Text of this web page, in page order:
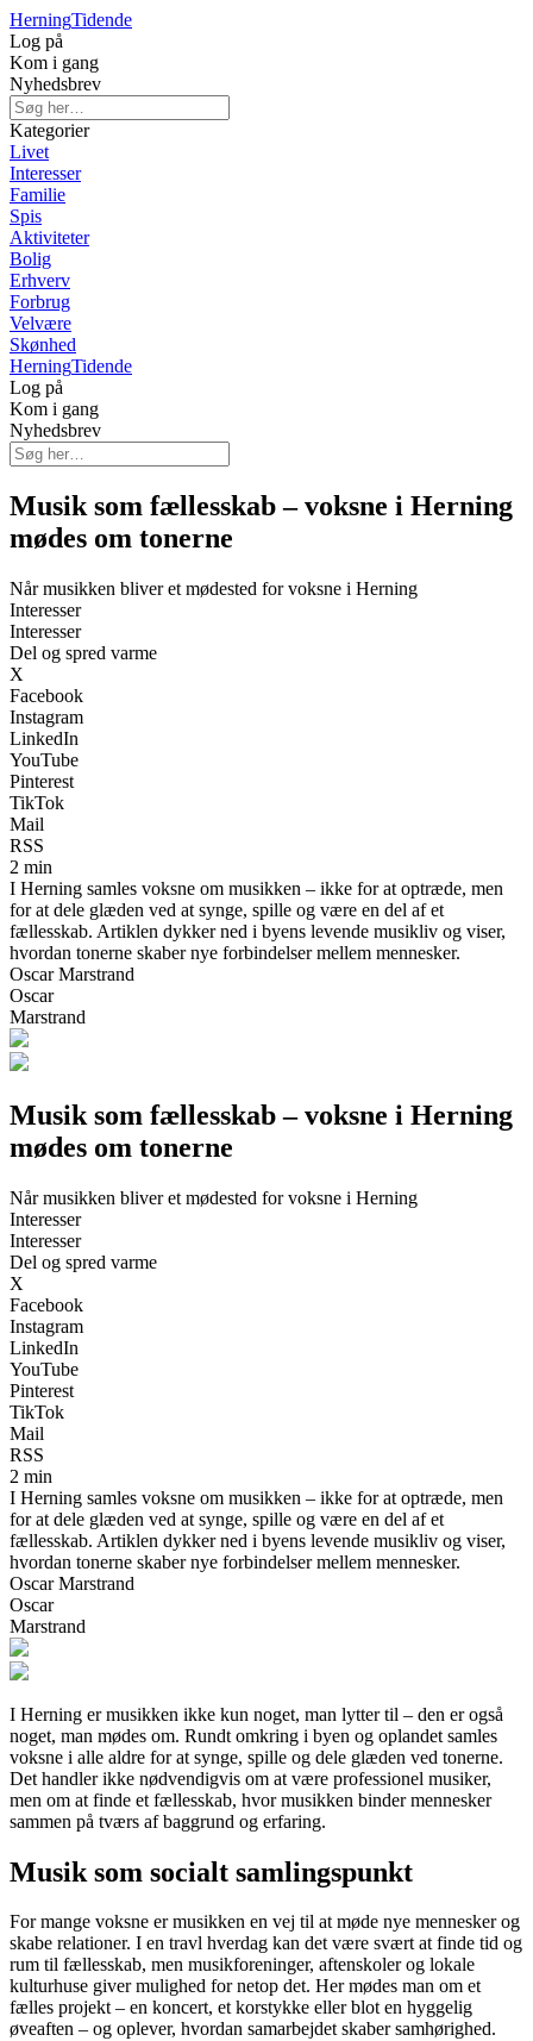
HerningTidende
Log på
Kom i gang
Nyhedsbrev
Kategorier
Livet
Interesser
Familie
Spis
Aktiviteter
Bolig
Erhverv
Forbrug
Velvære
Skønhed
HerningTidende
Log på
Kom i gang
Nyhedsbrev
Musik som fællesskab – voksne i Herning
mødes om tonerne
Når musikken bliver et mødested for voksne i Herning
Interesser
Interesser
Del og spred varme
X
Facebook
Instagram
LinkedIn
YouTube
Pinterest
TikTok
Mail
RSS
2 min
I Herning samles voksne om musikken – ikke for at optræde, men
for at dele glæden ved at synge, spille og være en del af et
fællesskab. Artiklen dykker ned i byens levende musikliv og viser,
hvordan tonerne skaber nye forbindelser mellem mennesker.
Oscar Marstrand
Oscar
Marstrand
Musik som fællesskab – voksne i Herning
mødes om tonerne
Når musikken bliver et mødested for voksne i Herning
Interesser
Interesser
Del og spred varme
X
Facebook
Instagram
LinkedIn
YouTube
Pinterest
TikTok
Mail
RSS
2 min
I Herning samles voksne om musikken – ikke for at optræde, men
for at dele glæden ved at synge, spille og være en del af et
fællesskab. Artiklen dykker ned i byens levende musikliv og viser,
hvordan tonerne skaber nye forbindelser mellem mennesker.
Oscar Marstrand
Oscar
Marstrand
I Herning er musikken ikke kun noget, man lytter til – den er også
noget, man mødes om. Rundt omkring i byen og oplandet samles
voksne i alle aldre for at synge, spille og dele glæden ved tonerne.
Det handler ikke nødvendigvis om at være professionel musiker,
men om at finde et fællesskab, hvor musikken binder mennesker
sammen på tværs af baggrund og erfaring.
Musik som socialt samlingspunkt
For mange voksne er musikken en vej til at møde nye mennesker og
skabe relationer. I en travl hverdag kan det være svært at finde tid og
rum til fællesskab, men musikforeninger, aftenskoler og lokale
kulturhuse giver mulighed for netop det. Her mødes man om et
fælles projekt – en koncert, et korstykke eller blot en hyggelig
øveaften – og oplever, hvordan samarbejdet skaber samhørighed.